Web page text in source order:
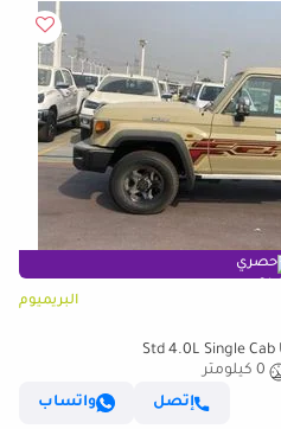
حصري
البريميوم
0 كيلومتر
إتصل
واتساب